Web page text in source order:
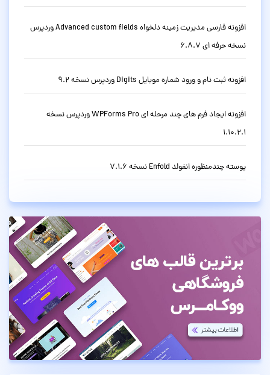
افزونه فارسی مدیریت زمینه دلخواه Advanced custom fields وردپرس
نسخه حرفه ای 6.8.7
افزونه ثبت نام و ورود شماره موبایل Digits وردپرس نسخه 9.2
افزونه ایجاد فرم های چند مرحله ای WPForms Pro وردپرس نسخه
1.10.2.1
پوسته چندمنظوره انفولد Enfold نسخه 7.1.6